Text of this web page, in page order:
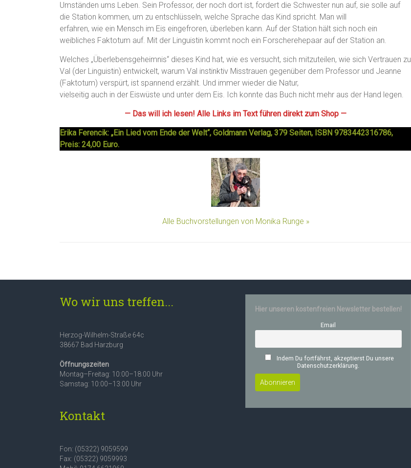
Umständen ums Leben. Sein Professor, der noch dort ist, fordert die Schwester nun auf, sie solle auf
die Station kommen, um zu entschlüsseln, welche Sprache das Kind spricht. Man will
erfahren, wie ein Mensch im Eis eingefroren, überleben kann. Auf der Station hält sich noch ein
weibliches Faktotum auf. Mit der Linguistin kommt noch ein Forscherehepaar auf der Station an.
Welches „Überlebensgeheimnis“ dieses Kind hat, wie es versucht, sich mitzuteilen, wie sich Vertrauen zu
Val (der Linguistin) entwickelt, warum Val instinktiv Misstrauen gegenüber dem Professor und Jeanne
(Faktotum) verspürt, ist spannend erzählt. Und immer wieder die Natur,
vielseitig auch in der Eiswüste und unter dem Eis. Ich konnte das Buch nicht mehr aus der Hand legen.
— Das will ich lesen! Alle Links im Text führen direkt zum Shop —
Erika Ferencik: „Ein Lied vom Ende der Welt“, Goldmann Verlag, 379 Seiten, ISBN 9783442316786,
Preis: 24,00 Euro.
Alle Buchvorstellungen von Monika Runge »
Wo wir uns treffen...
Herzog-Wilhelm-Straße 64c
38667 Bad Harzburg
Öffnungszeiten
Montag–Freitag: 10:00–18:00 Uhr
Samstag: 10:00–13:00 Uhr
Kontakt
Fon: (05322) 9059599
Fax: (05322) 9059993
Hier unseren kostenfreien Newsletter bestellen!
Email
Indem Du fortfährst, akzeptierst Du unsere
Datenschutzerklärung.